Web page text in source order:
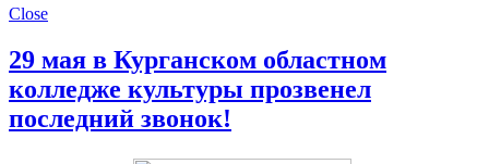
Close
29 мая в Курганском областном
колледже культуры прозвенел
последний звонок!